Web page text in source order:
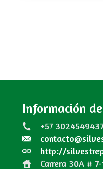
Información
+57 3024549437
http://
Carrera 30A # 7-